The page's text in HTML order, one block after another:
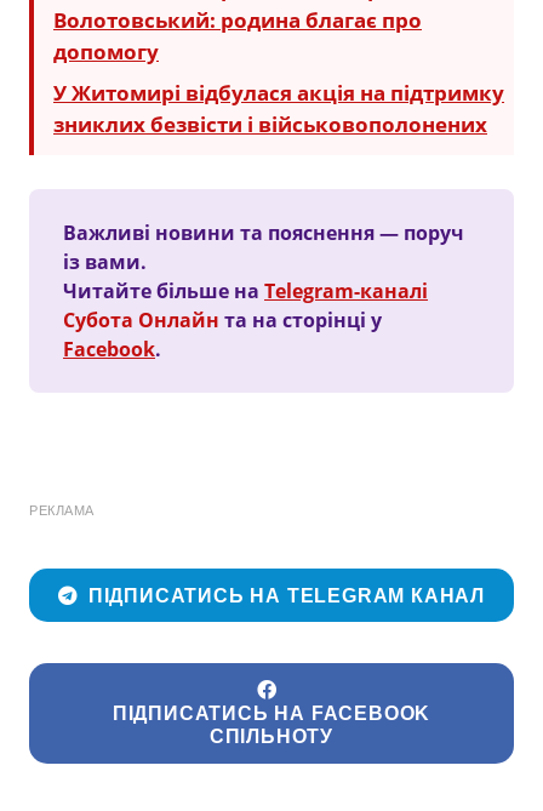
Волотовський: родина благає про
допомогу
У Житомирі відбулася акція на підтримку
зниклих безвісти і військовополонених
Важливі новини та пояснення — поруч
із вами.
Читайте більше на Telegram-каналі
Субота Онлайн та на сторінці у
Facebook.
РЕКЛАМА
ПІДПИСАТИСЬ НА TELEGRAM КАНАЛ
ПІДПИСАТИСЬ НА FACEBOOK
СПІЛЬНОТУ